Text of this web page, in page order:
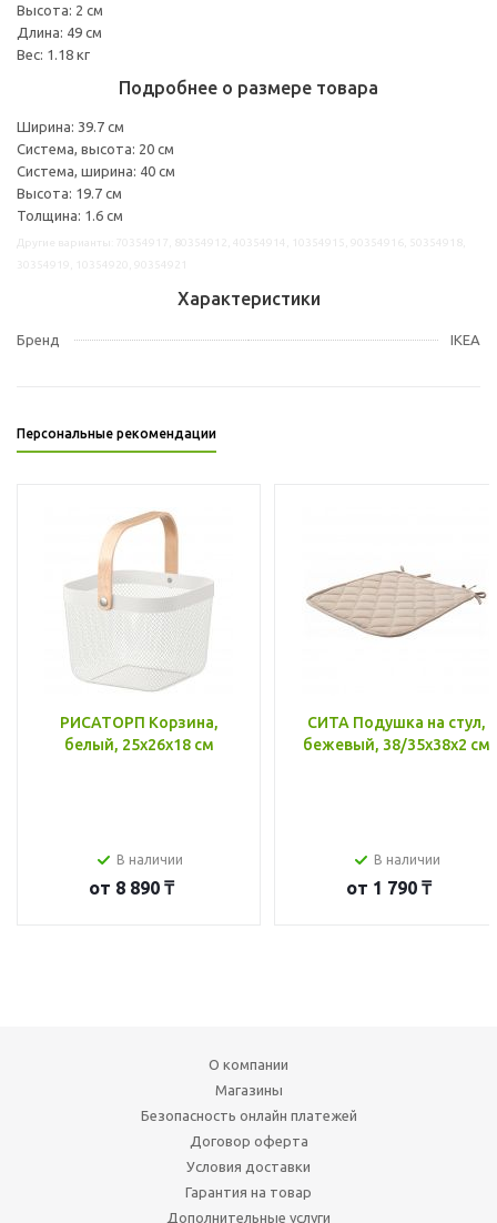
Высота: 2 см
Длина: 49 см
Вес: 1.18 кг
Подробнее о размере товара
Ширина: 39.7 см
Система, высота: 20 см
Система, ширина: 40 см
Высота: 19.7 см
Толщина: 1.6 см
Характеристики
Бренд IKEA
Персональные рекомендации
РИСАТОРП Корзина,
белый, 25x26x18 см
В наличии
от 8 890 ₸
СИТА Подушка на стул,
бежевый, 38/35x38x2 см
В наличии
от 1 790 ₸
О компании
Магазины
Безопасность онлайн платежей
Договор оферта
Условия доставки
Гарантия на товар
Дополнительные услуги